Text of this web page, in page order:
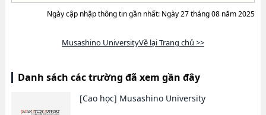
Ngày cập nhập thông tin gần nhất: Ngày 27 tháng 08 năm 2025
Musashino UniversityVề lại Trang chủ >>
Danh sách các trường đã xem gần đây
[Cao học] Musashino University